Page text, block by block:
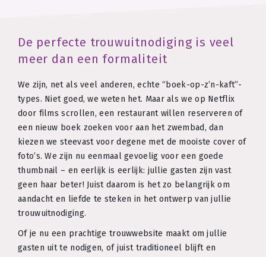
De perfecte trouwuitnodiging is veel
meer dan een formaliteit
We zijn, net als veel anderen, echte “boek-op-z’n-kaft”-
types. Niet goed, we weten het. Maar als we op Netflix
door films scrollen, een restaurant willen reserveren of
een nieuw boek zoeken voor aan het zwembad, dan
kiezen we steevast voor degene met de mooiste cover of
foto’s. We zijn nu eenmaal gevoelig voor een goede
thumbnail – en eerlijk is eerlijk: jullie gasten zijn vast
geen haar beter! Juist daarom is het zo belangrijk om
aandacht en liefde te steken in het ontwerp van jullie
trouwuitnodiging.
Of je nu een prachtige trouwwebsite maakt om jullie
gasten uit te nodigen, of juist traditioneel blijft en